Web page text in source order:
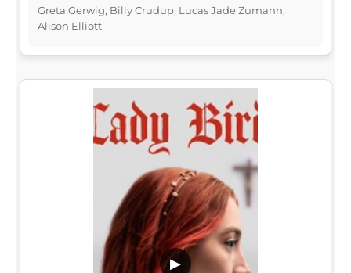
Greta Gerwig, Billy Crudup, Lucas Jade Zumann,
Alison Elliott
▶